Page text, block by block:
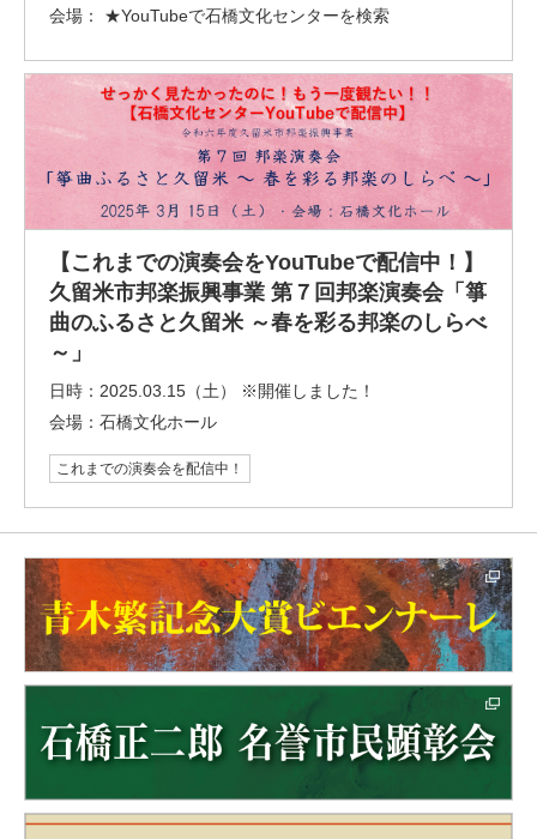
会場：
★YouTubeで石橋文化センターを検索
【これまでの演奏会をYouTubeで配信中！】
久留米市邦楽振興事業 第７回邦楽演奏会「箏
曲のふるさと久留米 ～春を彩る邦楽のしらべ
～」
日時： 2025.03.15（土） ※開催しました！
会場： 石橋文化ホール
これまでの演奏会を配信中！